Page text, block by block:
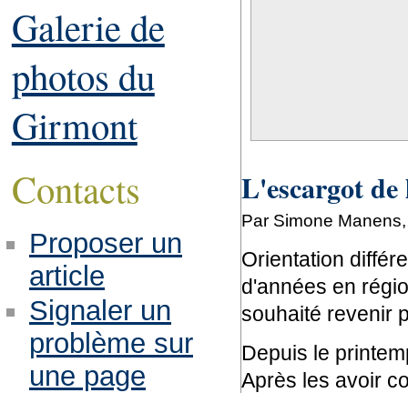
L'escargot
Par Simone
Orientation
d'années en
souhaité revenir
Depuis le
Après les avoir
Galerie de
photos du
Girmont
Contacts
Proposer un
article
Signaler un
problème sur
une page